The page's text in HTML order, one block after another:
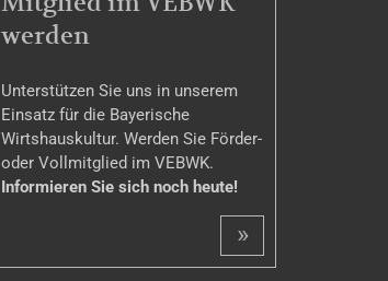
werden
Unterstützen Sie uns in unserem
Einsatz für die Bayerische
Wirtshauskultur. Werden Sie Förder-
oder Vollmitglied im VEBWK.
Informieren Sie sich noch heute!
»